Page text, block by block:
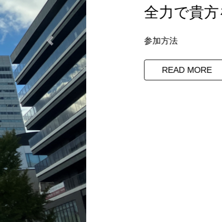
全力で貴方を応援しま
参加方法
READ MORE
Previous